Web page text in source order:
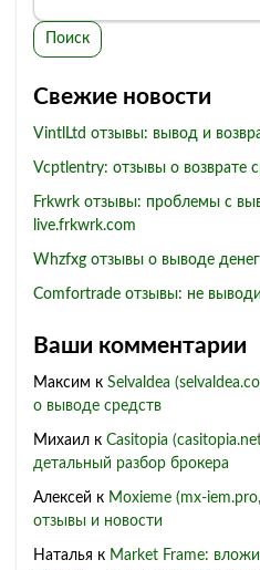
Поиск
Свежие новости
VintlLtd отзывы: вывод и
Vcptlentry: отзывы о возврате
Frkwrk отзывы: проблемы с
live.frkwrk.com
Whzfxg отзывы о выводе
Comfortrade отзывы: не
Ваши комментарии
Максим к Selvaldea
о выводе средств
Михаил к Casitopia
детальный разбор брокера
Алексей к Moxieme (mx-
отзывы и новости
Наталья к Market Frame: